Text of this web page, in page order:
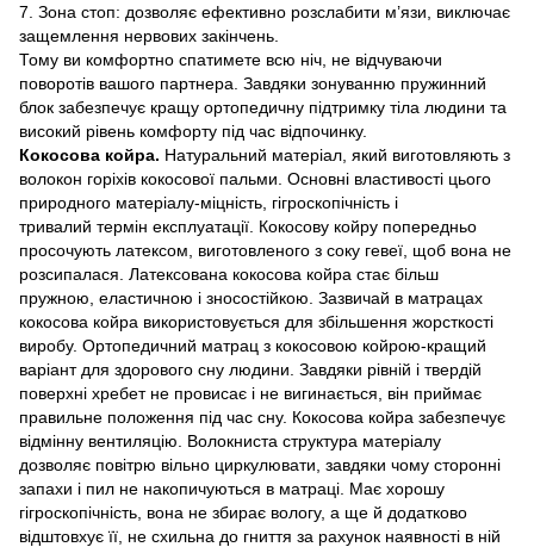
7. Зона стоп: дозволяє ефективно розслабити м’язи, виключає
защемлення нервових закінчень.
Тому ви комфортно спатимете всю ніч, не відчуваючи
поворотів вашого партнера. Завдяки зонуванню пружинний
блок забезпечує кращу ортопедичну підтримку тіла людини та
високий рівень комфорту під час відпочинку.
Кокосова койра. Натуральний матеріал, який виготовляють з
волокон горіхів кокосової пальми. Основні властивості цього
природного матеріалу-міцність, гігроскопічність і
тривалий термін експлуатації. Кокосову койру попередньо
просочують латексом, виготовленого з соку гевеї, щоб вона не
розсипалася. Латексована кокосова койра стає більш
пружною, еластичною і зносостійкою. Зазвичай в матрацах
кокосова койра використовується для збільшення жорсткості
виробу. Ортопедичний матрац з кокосовою койрою-кращий
варіант для здорового сну людини. Завдяки рівній і твердій
поверхні хребет не провисає і не вигинається, він приймає
правильне положення під час сну. Кокосова койра забезпечує
відмінну вентиляцію. Волокниста структура матеріалу
дозволяє повітрю вільно циркулювати, завдяки чому сторонні
запахи і пил не накопичуються в матраці. Має хорошу
гігроскопічність, вона не збирає вологу, а ще й додатково
відштовхує її, не схильна до гниття за рахунок наявності в ній